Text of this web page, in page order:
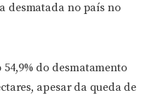
desmatada no país no
do desmatamento
apesar da queda de